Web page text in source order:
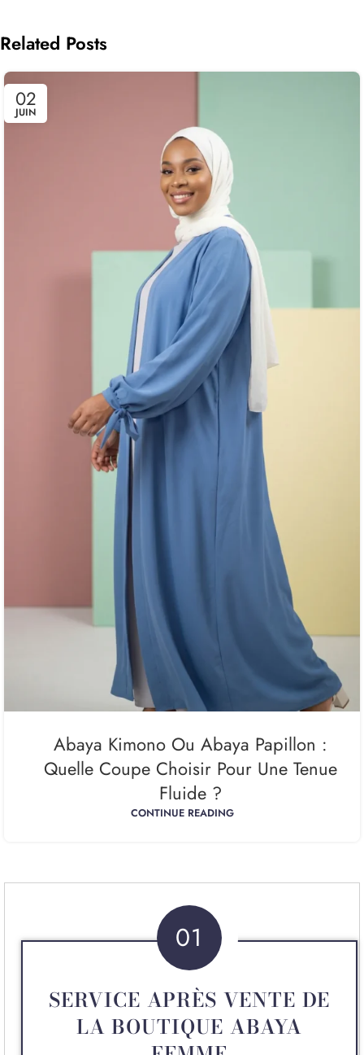
Related Posts
02
JUIN
Abaya Kimono Ou Abaya Papillon :
Quelle Coupe Choisir Pour Une Tenue
Fluide ?
CONTINUE READING
01
SERVICE APRÈS VENTE DE
LA BOUTIQUE ABAYA